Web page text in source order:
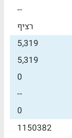
--
רציף
5,319
5,319
0
--
0
1150382